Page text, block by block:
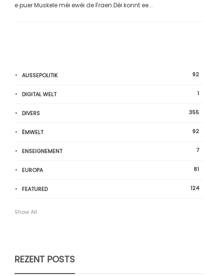
e puer Muskele méi ewéi de Fraen.Déi konnt ee...
AUSSEPOLITIK 92
DIGITAL WELT 1
DIVERS 355
ËMWELT 92
ENSEIGNEMENT 7
EUROPA 81
FEATURED 124
Show All
REZENT POSTS